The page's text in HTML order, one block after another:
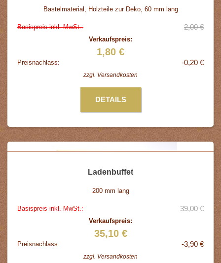
Bastelmaterial, Holzteile zur Deko, 60 mm lang
Basispreis inkl. MwSt.: 2,00 €
Verkaufspreis:
1,80 €
Preisnachlass: -0,20 €
zzgl. Versandkosten
DETAILS
Ladenbuffet
200 mm lang
Basispreis inkl. MwSt.: 39,00 €
Verkaufspreis:
35,10 €
Preisnachlass: -3,90 €
zzgl. Versandkosten